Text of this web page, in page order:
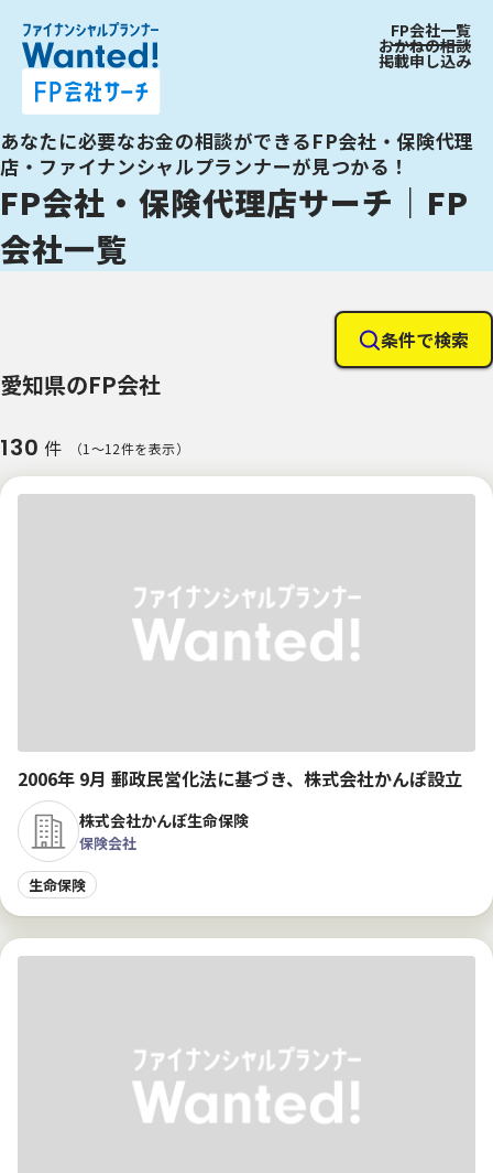
FP会社一覧
おかねの相談
掲載申し込み
あなたに必要なお金の相談ができるFP会社・保険代理
店・ファイナンシャルプランナーが見つかる！
FP会社・保険代理店サーチ｜FP
会社一覧
条件で検索
愛知県のFP会社
130 件 （1〜12件を表示）
2006年 9月 郵政民営化法に基づき、株式会社かんぽ設立
株式会社かんぽ生命保険
保険会社
生命保険